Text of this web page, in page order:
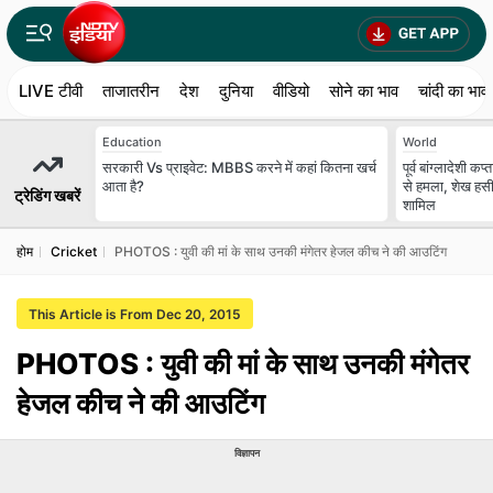
LIVE टीवी ताजातरीन देश दुनिया वीडियो सोने का भाव चांदी का भाव
ट्रेडिंग खबरें
Education
सरकारी Vs प्राइवेट: MBBS करने में कहां कितना खर्च
आता है?
World
पूर्व बांग्लादेशी
से हमला, शेख
शामिल
होम Cricket PHOTOS : युवी की मां के साथ उनकी मंगेतर हेजल कीच ने की आउटिंग
This Article is From Dec 20, 2015
PHOTOS : युवी की मां के साथ उनकी मंगेतर
हेजल कीच ने की आउटिंग
विज्ञापन